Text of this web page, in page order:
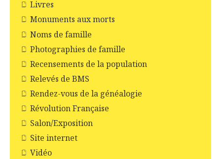
Livres
Monuments aux morts
Noms de famille
Photographies de famille
Recensements de la population
Relevés de BMS
Rendez-vous de la généalogie
Révolution Française
Salon/Exposition
Site internet
Vidéo